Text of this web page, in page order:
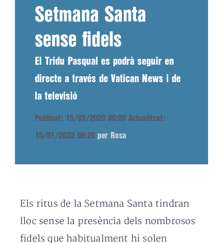
Setmana Santa
sense fidels
El Tridu Pasqual es podrà seguir en
directe a través de Vatican News i de
la televisió
Publicat: 15/03/2020 00:00 Actualitzat:
15/01/2022 09:20 per Rosa
Els ritus de la Setmana Santa tindran
lloc sense la presència dels nombrosos
fidels que habitualment hi solen